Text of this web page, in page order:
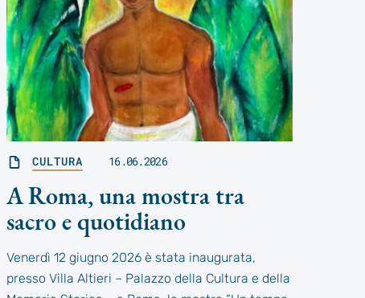
CULTURA 16.06.2026
A Roma, una mostra tra
sacro e quotidiano
Venerdì 12 giugno 2026 è stata inaugurata,
presso Villa Altieri – Palazzo della Cultura e della